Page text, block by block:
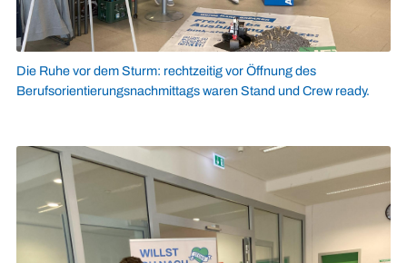
Die Ruhe vor dem Sturm: rechtzeitig vor Öffnung des
Berufsorientierungsnachmittags waren Stand und Crew ready.